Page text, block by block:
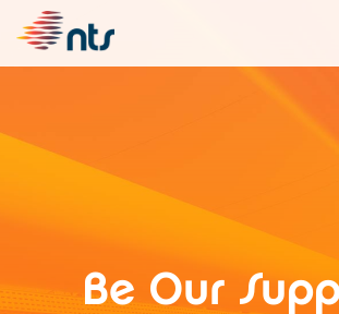
Be Our